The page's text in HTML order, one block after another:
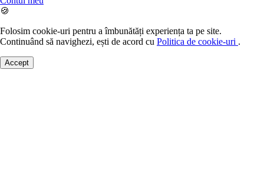
🍪
Folosim cookie-uri pentru a îmbunătăți experiența ta pe site.
Continuând să navighezi, ești de acord cu Politica de cookie-uri .
Accept